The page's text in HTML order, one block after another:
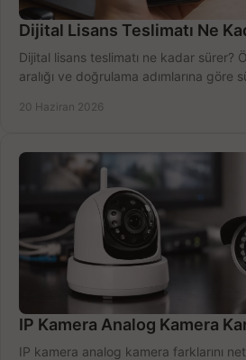
Dijital Lisans Teslimatı Ne
Dijital lisans teslimatı ne kadar sürer?
aralığı ve doğrulama adımlarına göre
20 Haziran 2026
IP Kamera Analog Kamera
IP kamera analog kamera farklarını